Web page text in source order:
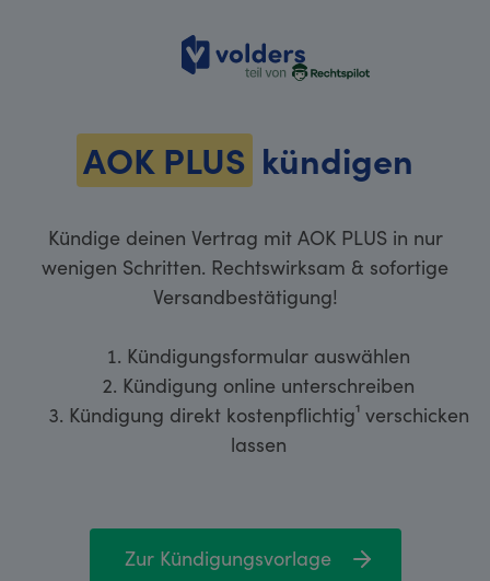
volders
AOK PLUS kündigen
Kündige deinen Vertrag mit AOK PLUS in nur
wenigen Schritten. Rechtswirksam & sofortige
Versandbestätigung!
Kündigungsformular auswählen
Kündigung online unterschreiben
Kündigung direkt kostenpflichtig¹ verschicken
lassen
Zur Kündigungsvorlage